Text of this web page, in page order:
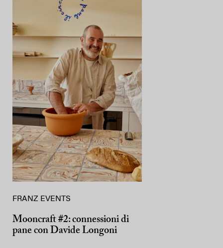
FRANZ EVENTS
Mooncraft #2: connessioni di
pane con Davide Longoni